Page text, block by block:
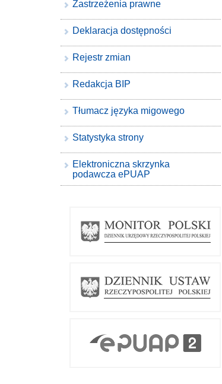
Zastrzeżenia prawne
Deklaracja dostępności
Rejestr zmian
Redakcja BIP
Tłumacz języka migowego
Statystyka strony
Elektroniczna skrzynka
podawcza ePUAP